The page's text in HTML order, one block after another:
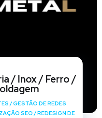
/ Inox / Ferro /
/GESTÃO DE REDES
SEO /REDESIGN DE